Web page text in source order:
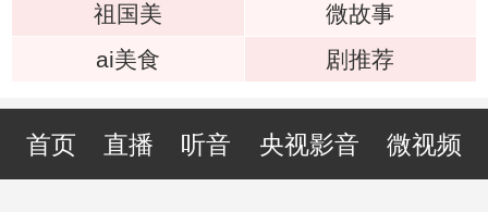
祖国美
微故事
ai美食
剧推荐
首页 直播 听音 央视影音 微视频